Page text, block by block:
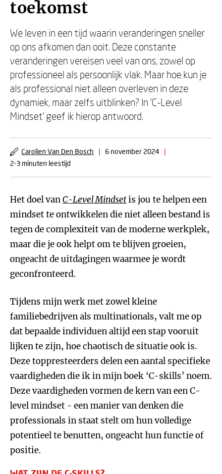
toekomst
We leven in een tijd waarin veranderingen sneller
op ons afkomen dan ooit. Deze constante
veranderingen vereisen veel van ons, zowel op
professioneel als persoonlijk vlak. Maar hoe kun je
als professional niet alleen overleven in deze
dynamiek, maar zelfs uitblinken? In ‘C-Level
Mindset’ geef ik hierop antwoord.
Carolien Van Den Bosch | 6 november 2024
|
2-3 minuten leestijd
Het doel vanC-Level Mindsetis jou te helpen een
mindset te ontwikkelen die niet alleen bestand is
tegen de complexiteit van de moderne werkplek,
maar die je ook helpt om te blijven groeien,
ongeacht de uitdagingen waarmee je wordt
geconfronteerd.
Tijdens mijn werk met zowel kleine
familiebedrijven als multinationals, valt me op
dat bepaalde individuen altijd een stap vooruit
lijken te zijn, hoe chaotisch de situatie ook is.
Deze toppresteerders delen een aantal specifieke
vaardigheden die ik in mijn boek ‘C-skills’ noem.
Deze vaardigheden vormen de kern van een C-
level mindset - een manier van denken die
professionals in staat stelt om hun volledige
potentieel te benutten, ongeacht hun functie of
positie.